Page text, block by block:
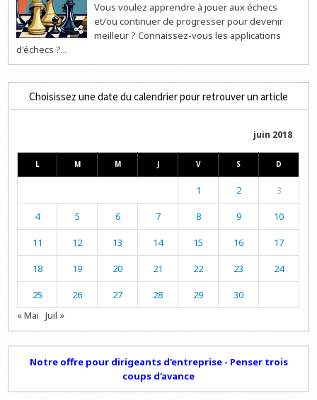
Vous voulez apprendre à jouer aux échecs
et/ou continuer de progresser pour devenir
meilleur ? Connaissez-vous les applications
d'échecs ?...
Choisissez une date du calendrier pour retrouver un article
juin 2018
L M M J V S D
1 2 3
4 5 6 7 8 9 10
11 12 13 14 15 16 17
18 19 20 21 22 23 24
25 26 27 28 29
30
« Mai Juil »
Notre offre pour dirigeants d'entreprise - Penser trois
coups d'avance